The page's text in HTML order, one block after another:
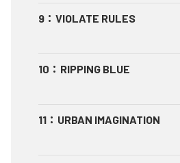
9 ： VIOLATE RULES
10 ： RIPPING BLUE
11 ： URBAN IMAGINATION